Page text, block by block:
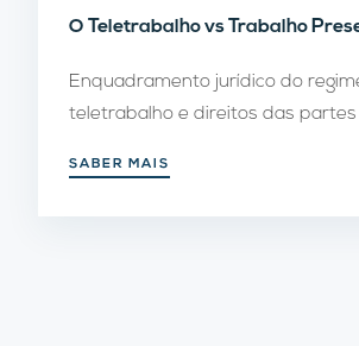
O Teletrabalho vs Trabalho
Enquadramento jurídico do
teletrabalho e direitos das partes
SABER MAIS